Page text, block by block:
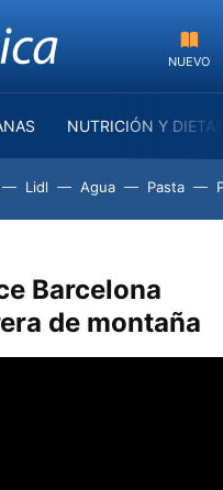
NUEVO
NUTRICIÓN Y
Lidl Agua Pasta
Barcelona
de montaña